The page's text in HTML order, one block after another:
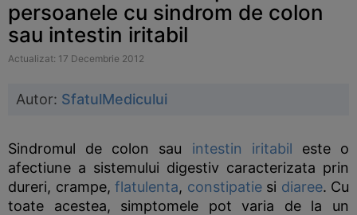
persoanele cu sindrom de colon
sau intestin iritabil
Actualizat: 17 Decembrie 2012
Autor: SfatulMedicului
Sindromul de colon sau intestin iritabil este o
afectiune a sistemului digestiv caracterizata prin
dureri, crampe, flatulenta, constipatiesi diaree. Cu
toate acestea, simptomele pot varia de la un